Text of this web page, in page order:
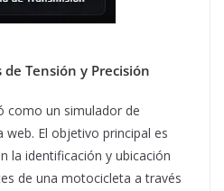
Tensión y Precisión
como un simulador de
El objetivo principal es
la identificación y ubicación
de una motocicleta a través